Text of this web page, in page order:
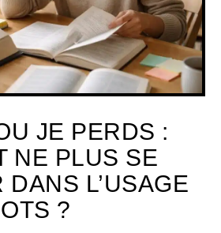
JE PERDS :
NE PLUS SE
L’USAGE
?